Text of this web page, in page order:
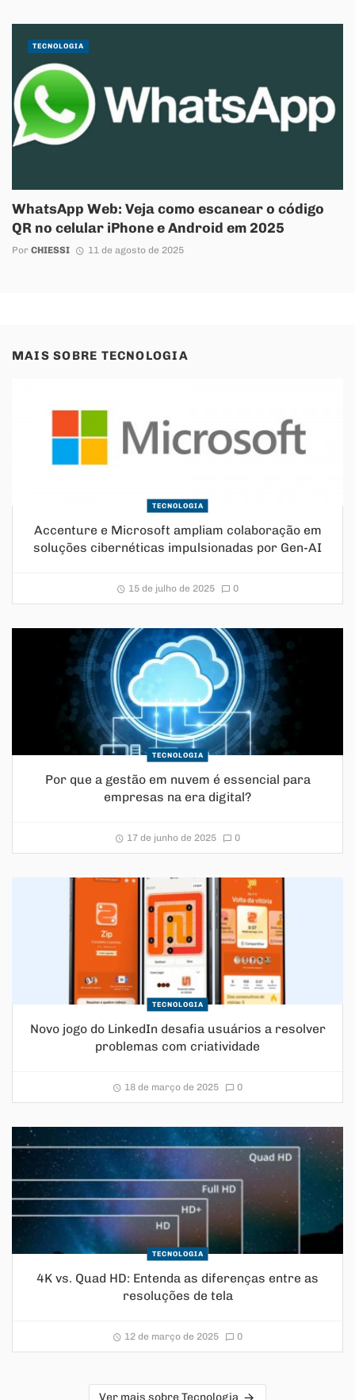
WhatsApp Web: Veja como escanear o código
QR no celular iPhone e Android em 2025
Por CHIESSI 11 de agosto de 2025
TECNOLOGIA
MAIS SOBRE TECNOLOGIA
TECNOLOGIA
Accenture e Microsoft ampliam colaboração em
soluções cibernéticas impulsionadas por Gen-AI
15 de julho de 2025 0
TECNOLOGIA
Por que a gestão em nuvem é essencial para
empresas na era digital?
17 de junho de 2025 0
TECNOLOGIA
Novo jogo do LinkedIn desafia usuários a resolver
problemas com criatividade
18 de março de 2025 0
TECNOLOGIA
4K vs. Quad HD: Entenda as diferenças entre as
resoluções de tela
12 de março de 2025 0
Ver mais sobre Tecnologia